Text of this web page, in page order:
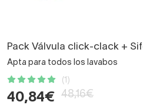
Pack Válvula click-clack +
Apta para todos los lavabos
(1)
40,84€ 48,16€